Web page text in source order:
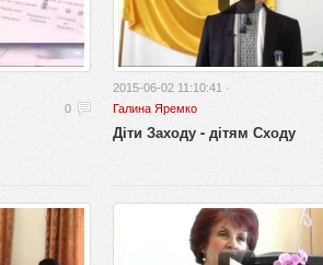
0
2015-06-02 11:10:41 ·
Галина Яремко
Діти Заходу - дітям Сходу